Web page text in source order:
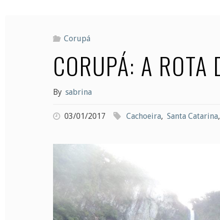
Corupá
CORUPÁ: A ROTA
By sabrina
03/01/2017 Cachoeira, Santa Catarina,